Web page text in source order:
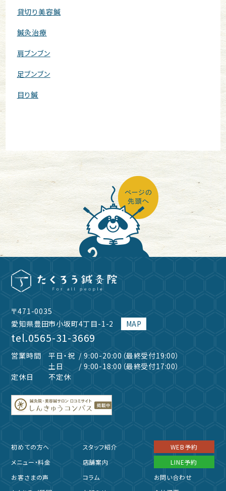
貸切り美容鍼
鍼灸治療
肩ブンブン
足ブンブン
目り鍼
〒471-0035
愛知県豊田市小坂町4丁目-1-2
MAP
tel.0565-31-3669
営業時間 平日・祝 / 9:00-20:00（最終受付19:00）
土日
/ 9:00-18:00（最終受付17:00）
定休日
不定休
初めての方へ
メニュー・料金
お客さまの声
スタッフ紹介
店舗案内
コラム
WEB予約
LINE予約
お問い合わせ